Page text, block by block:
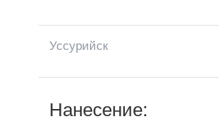
Уссурийск
Нанесение: